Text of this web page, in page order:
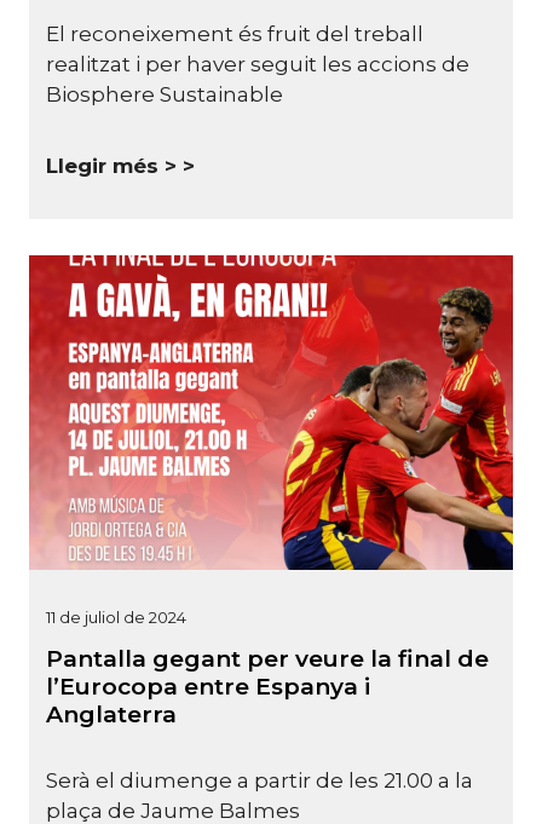
El reconeixement és fruit del treball
realitzat i per haver seguit les accions de
Biosphere Sustainable
Llegir més >
11 de juliol de 2024
Pantalla gegant per veure la final de
l’Eurocopa entre Espanya i
Anglaterra
Serà el diumenge a partir de les 21.00 a la
plaça de Jaume Balmes